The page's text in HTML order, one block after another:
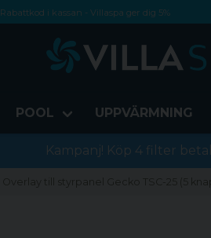
Rabattkod i kassan - Villaspa ger dig 5%
Fri frakt från 1000 kr!
Betala med Swish, faktura eller kontokort
POOL UPPVÄRMNING
Kampanj! Köp 4 filter
Overlay till styrpanel Gecko TSC-25 (5